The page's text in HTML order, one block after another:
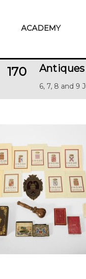
ACADEMY
170
6, 7, 8 and 9